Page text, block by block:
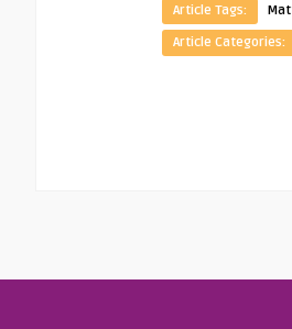
Article Tags:
Article Categories: